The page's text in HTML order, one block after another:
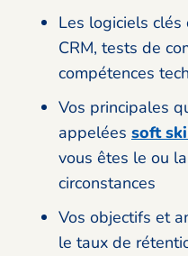
Les logiciels clés
CRM, tests de
compétences
Vos principales
appelées soft
vous êtes le ou
circonstances
Vos objectifs et
le taux de